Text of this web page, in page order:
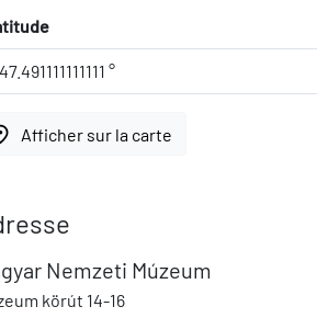
°
Afficher sur la carte
Nemzeti Múzeum
körút 14-16